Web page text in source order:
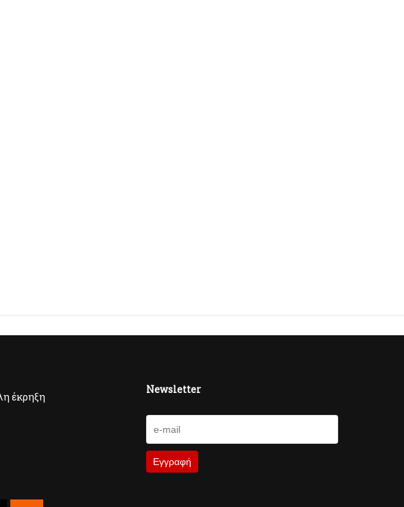
έκρηξη
Newsletter